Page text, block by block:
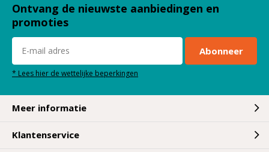
Ontvang de nieuwste aanbiedingen en
promoties
Abonneer
* Lees hier de wettelijke beperkingen
Meer informatie
Klantenservice